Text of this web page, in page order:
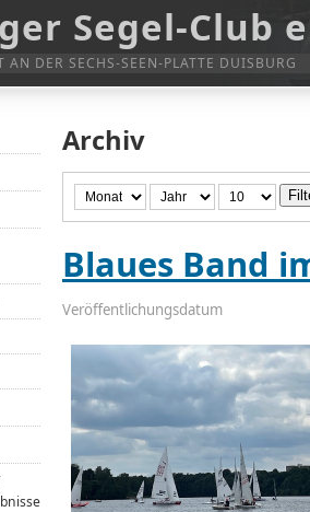
Segel-Club
AN DER SECHS-SEEN-PLATTE DUISBURG
Archiv
Blaues Band
Veröffentlichungsdatum